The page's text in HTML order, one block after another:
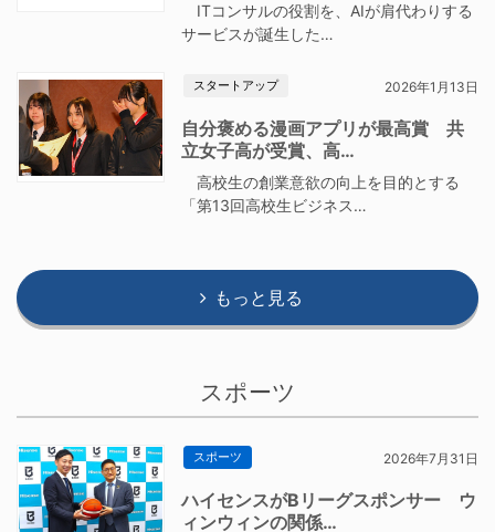
ITコンサルの役割を、AIが肩代わりする
サービスが誕生した…
スタートアップ 2026年1月13日
自分褒める漫画アプリが最高賞 共
立女子高が受賞、高…
高校生の創業意欲の向上を目的とする
「第13回高校生ビジネス…
もっと見る
スポーツ
スポーツ 2026年7月31日
ハイセンスがBリーグスポンサー ウ
ィンウィンの関係…